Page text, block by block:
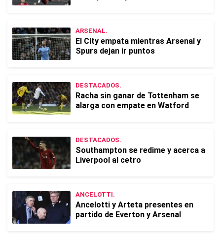
ARSENAL.
El City empata mientras Arsenal y
Spurs dejan ir puntos
DESTACADOS.
Racha sin ganar de Tottenham se
alarga con empate en Watford
DESTACADOS.
Southampton se redime y acerca a
Liverpool al cetro
ANCELOTTI.
Ancelotti y Arteta presentes en
partido de Everton y Arsenal